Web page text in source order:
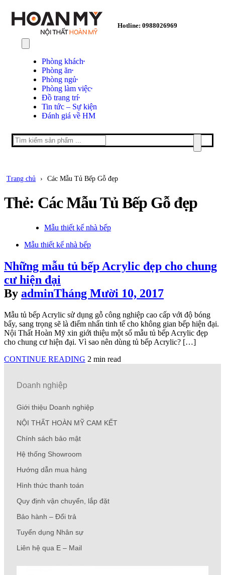
Hotline: 0988026969
Phòng khách
Phòng ăn
Phòng ngủ
Phòng làm việc
Đồ trang trí
Tin tức – Sự kiện
Đánh giá về HM
Trang chủ › Các Mẫu Tủ Bếp Gỗ đẹp
Thẻ: Các Mẫu Tủ Bếp Gỗ đẹp
Mẫu thiết kế nhà bếp
Mẫu thiết kế nhà bếp
Những mẫu tủ bếp Acrylic đẹp cho chung
cư hiện đại
By adminTháng Mười 10, 2017
Mẫu tủ bếp Acrylic sử dụng gỗ công nghiệp cao cấp với độ bóng
bẩy, sang trọng sẽ là điểm nhấn tinh tế cho không gian bếp hiện đại.
Nội Thất Hoàn Mỹ xin giới thiệu một số mẫu tủ bếp Acrylic đẹp
cho chung cư hiện đại. Vì sao nên dùng tủ bếp Acrylic? […]
CONTINUE READING 2 min read
Doanh nghiệp
Giới thiệu Doanh nghiệp
NỘI THẤT HOÀN MỸ CAM KẾT
Chính sách bảo mật
Hệ thống Showroom
Hướng dẫn mua hàng
Hình thức thanh toán
Quy định vận chuyển, lắp đặt
Bảo hành – Đổi trả
Tuyển dụng Nhân sự
Liên hệ qua E – Mail